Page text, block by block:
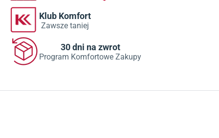
Klub Komfort
Zawsze taniej
30 dni na zwrot
Program Komfortowe Zakupy